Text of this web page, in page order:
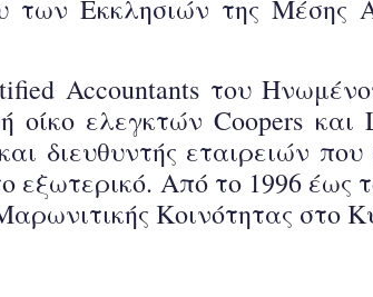
των Εκκλησιών της Μέσης
Accountants του
ελεγκτών Coopers και
διευθυντής εταιρειών
εξωτερικό. Από το 1996 έως
Κοινότητας στο